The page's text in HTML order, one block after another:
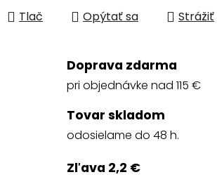
Tlač Opýtať sa Strážiť
Doprava zdarma
pri objednávke nad 115 €
Tovar skladom
odosielame do 48 h.
Zľava 2,2 €